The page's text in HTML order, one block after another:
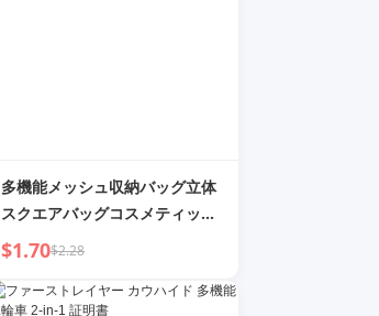
多機能メッシュ収納バッグ立体
スクエアバッグコスメティック
バッグ大容量小銭キーカードバ
ッグナイロン素材
$1.70$2.28